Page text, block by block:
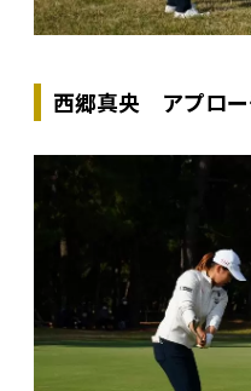
西郷真央 アプロ